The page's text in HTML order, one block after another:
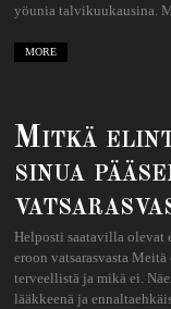
yöunia talvikuukausina.
MORE
Mitkä
sinua
Helposti saatavilla olevat
eroon vatsarasvasta
terveellistä ja mikä ei.
lääkkeenä ja